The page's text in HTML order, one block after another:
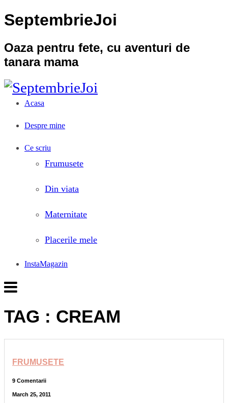
SeptembrieJoi
Oaza pentru fete, cu aventuri de
tanara mama
Acasa
Despre mine
Ce scriu
Frumusete
Din viata
Maternitate
Placerile mele
InstaMagazin
TAG : CREAM
FRUMUSETE
9 Comentarii
March 25, 2011